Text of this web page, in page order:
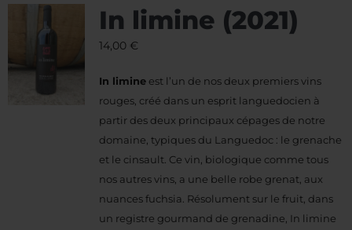
In limine (2021)
14,00 €
In limineest l’un de nos deux premiers vins
rouges, créé dans un esprit languedocien à
partir des deux principaux cépages de notre
domaine, typiques du Languedoc : le grenache
et le cinsault. Ce vin, biologique comme tous
nos autres vins, a une belle robe grenat, aux
nuances fuchsia. Résolument sur le fruit, dans
un registre gourmand de grenadine, In limine